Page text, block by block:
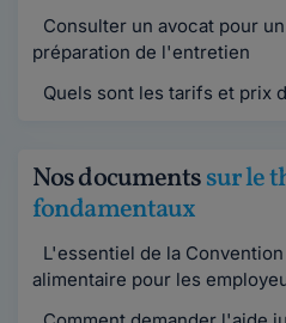
Consulter un avocat pour
préparation de l'entretien
Quels sont les tarifs et prix
Nos documentssur le
fondamentaux
L'essentiel de la
alimentaire pour les